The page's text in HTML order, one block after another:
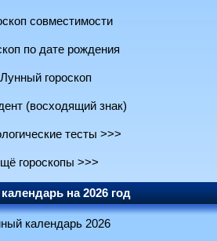
совместимости
по дате рождения
Лунный гороскоп
(восходящий знак)
тесты >>>
гороскопы >>>
на 2026 год
календарь 2026